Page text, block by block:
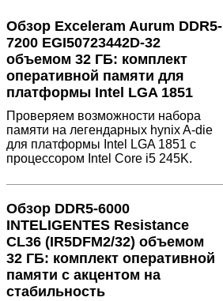
Обзор Exceleram Aurum DDR5-
7200 EGI50723442D-32
объемом 32 ГБ: комплект
оперативной памяти для
платформы Intel LGA 1851
Проверяем возможности набора
памяти на легендарных hynix A-die
для платформы Intel LGA 1851 с
процессором Intel Core i5 245K.
Обзор DDR5-6000
INTELIGENTES Resistance
CL36 (IR5DFM2/32) объемом
32 ГБ: комплект оперативной
памяти с акцентом на
стабильность